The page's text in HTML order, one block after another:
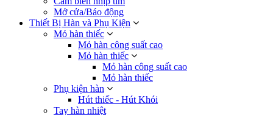
Mở cửa/Báo động
Thiết Bị Hàn và Phụ Kiện
Mỏ hàn thiếc
Mỏ hàn công suất cao
Mỏ hàn thiếc
Mỏ hàn công suất cao
Mỏ hàn thiếc
Phụ kiện hàn
Hút thiếc - Hút Khói
Tay hàn nhiệt